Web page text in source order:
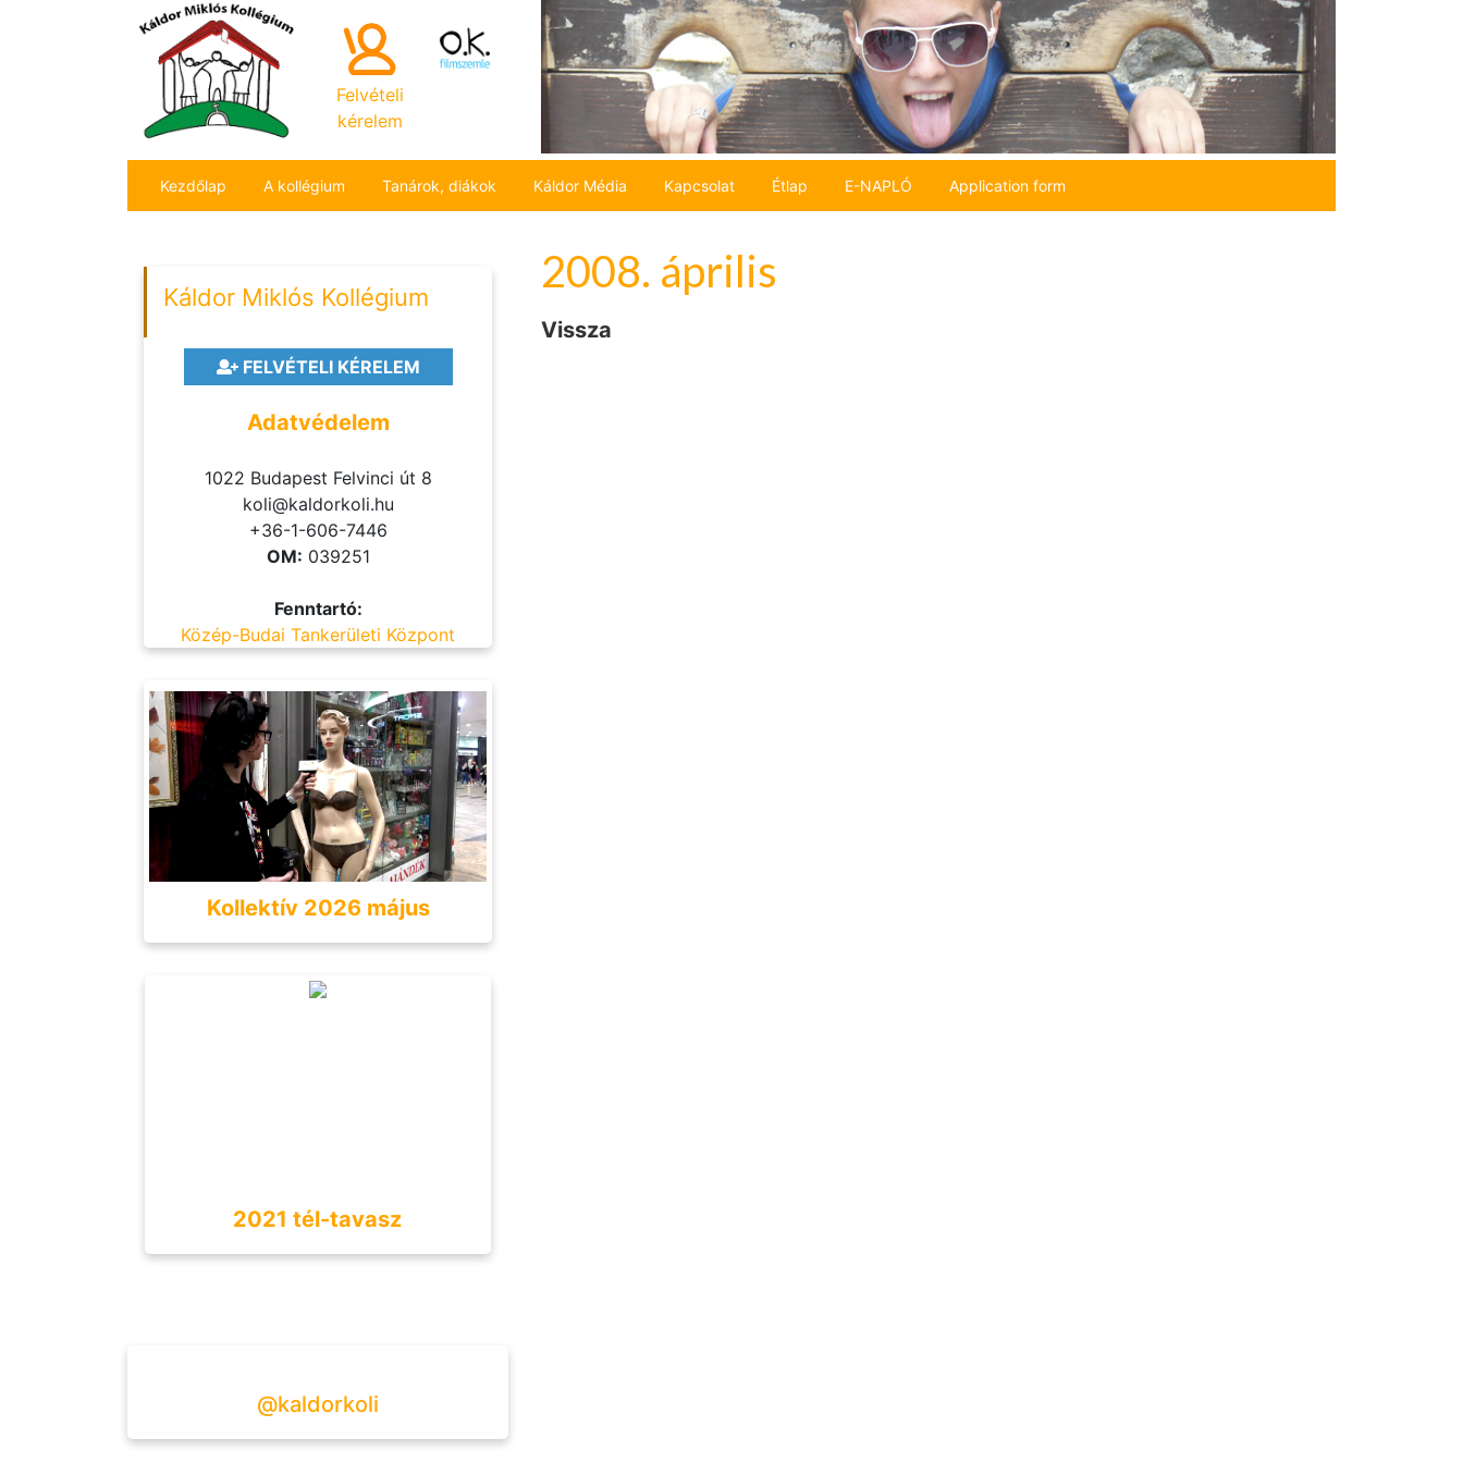
Felvételi
kérelem
Kezdőlap A kollégium Tanárok, diákok Káldor Média Kapcsolat Étlap E-NAPLÓ Application form
Káldor Miklós Kollégium
FELVÉTELI KÉRELEM
Adatvédelem
1022 Budapest Felvinci út 8
koli@kaldorkoli.hu
+36-1-606-7446
OM: 039251
Fenntartó:
Közép-Budai Tankerületi Központ
Kollektív 2026 május
2021 tél-tavasz
@kaldorkoli
2008. április
Vissza